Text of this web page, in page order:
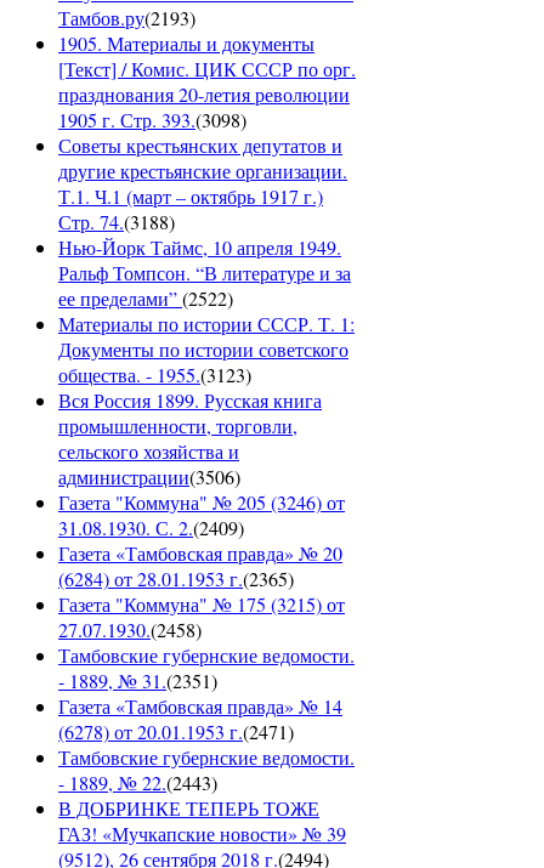
Тамбов.ру(2193)
1905. Материалы и документы
[Текст] / Комис. ЦИК СССР по орг.
празднования 20-летия революции
1905 г. Стр. 393.(3098)
Советы крестьянских депутатов и
другие крестьянские организации.
Т.1. Ч.1 (март – октябрь 1917 г.)
Стр. 74.(3188)
Нью-Йорк Таймс, 10 апреля 1949.
Ральф Томпсон. “В литературе и за
ее пределами”(2522)
Материалы по истории СССР. Т. 1:
Документы по истории советского
общества. - 1955.(3123)
Вся Россия 1899. Русская книга
промышленности, торговли,
сельского хозяйства и
администрации(3506)
Газета "Коммуна" № 205 (3246) от
31.08.1930. С. 2.(2409)
Газета «Тамбовская правда» № 20
(6284) от 28.01.1953 г.(2365)
Газета "Коммуна" № 175 (3215) от
27.07.1930.(2458)
Тамбовские губернские ведомости.
- 1889, № 31.(2351)
Газета «Тамбовская правда» № 14
(6278) от 20.01.1953 г.(2471)
Тамбовские губернские ведомости.
- 1889, № 22.(2443)
В ДОБРИНКЕ ТЕПЕРЬ ТОЖЕ
ГАЗ! «Мучкапские новости» № 39
(9512), 26 сентября 2018 г.(2494)